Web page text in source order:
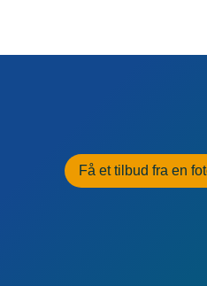
Få et tilbud fra en